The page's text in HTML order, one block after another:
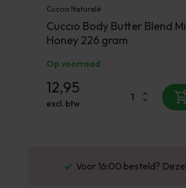
Cuccio Naturalé
Cuccio Body Butter Blend
Honey 226 gram
Op voorraad
12,95
excl. btw
Voor 16:00 besteld?